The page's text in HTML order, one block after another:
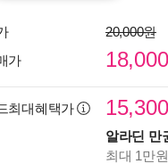
20,000원
가
18,000
최대혜택가 15,300
알라딘 만
최대 1만